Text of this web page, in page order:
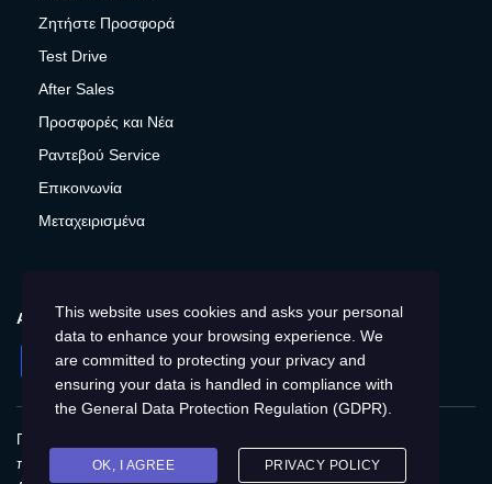
Ζητήστε Προσφορά
Test Drive
After Sales
Προσφορές και Νέα
Ραντεβού Service
Επικοινωνία
Μεταχειρισμένα
ΑΚΟΛΟΥΘΉΣΤΕ ΜΑΣ
Facebook
Instagram
Twitter
YouTube
Πολιτική Απορρήτου
προσωπικών δεδομένων
Αποτύπωση
This website uses cookies and asks your personal
data to enhance your browsing experience. We
are committed to protecting your privacy and
ensuring your data is handled in compliance with
the General Data Protection Regulation (GDPR)
OK, I AGREE PRIVACY POLICY